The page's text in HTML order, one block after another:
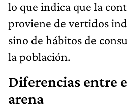
lo que indica que la
proviene de vertidos
sino de hábitos de
la población.
Diferencias entre
arena